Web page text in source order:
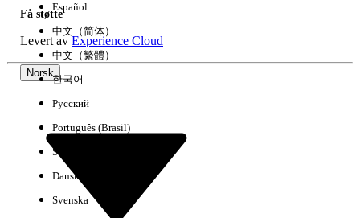
Få støtte
Levert avExperience Cloud
Norsk
Español
中文（简体）
中文（繁體）
한국어
Русский
Português (Brasil)
Suomi
Dansk
Svenska